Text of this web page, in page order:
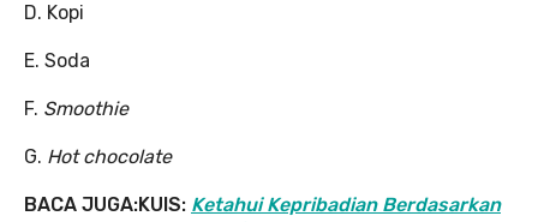
D. Kopi
E. Soda
F. Smoothie
G. Hot chocolate
BACA JUGA:KUIS: Ketahui Kepribadian Berdasarkan